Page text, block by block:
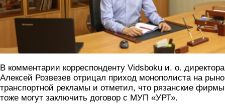
В комментарии корреспонденту Vidsboku и. о. директора
Алексей Розвезев отрицал приход монополиста на
транспортной рекламы и отметил, что рязанские фирмы
тоже могут заключить договор с МУП «УРТ».